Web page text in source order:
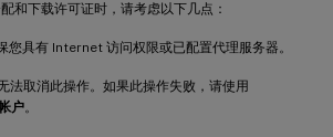
和下载许可证时，请考虑以下几点：
您具有 Internet 访问权限或已配置代理服务器。
法取消此操作。如果此操作失败，请使用
户。